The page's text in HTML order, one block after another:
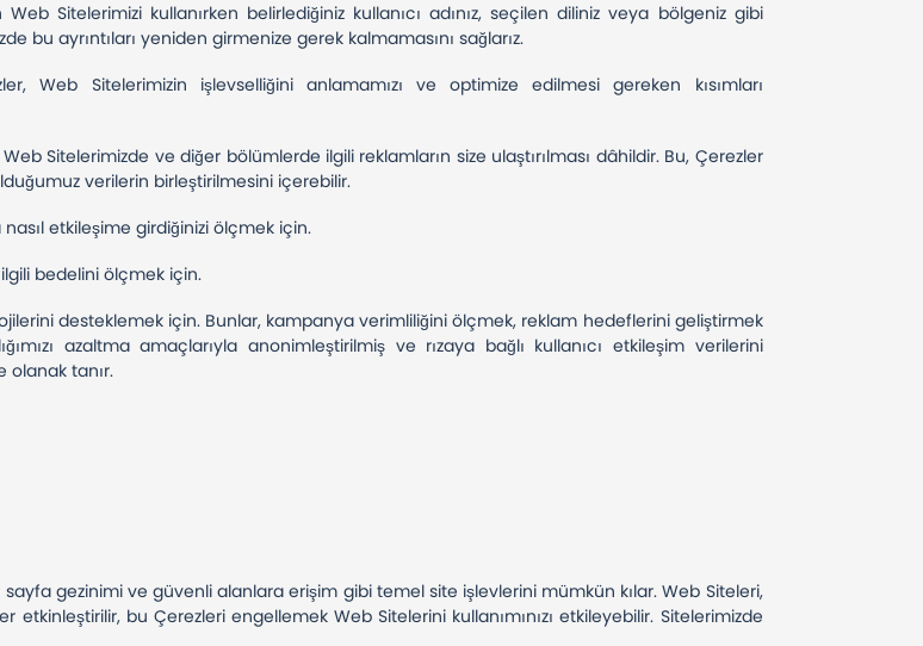
Sitelerimizi kullanırken belirlediğiniz kullanıcı adınız, seçilen diliniz veya bölgeniz gibi
bu ayrıntıları yeniden girmenize gerek kalmamasını sağlarız.
Web Sitelerimizin işlevselliğini anlamamızı ve optimize edilmesi gereken kısımları
Sitelerimizde ve diğer bölümlerde ilgili reklamların size ulaştırılması dâhildir. Bu, Çerezler
verilerin birleştirilmesini içerebilir.
etkileşime girdiğinizi ölçmek için.
ilgili bedelini ölçmek için.
desteklemek için. Bunlar, kampanya verimliliğini ölçmek, reklam hedeflerini geliştirmek
azaltma amaçlarıyla anonimleştirilmiş ve rızaya bağlı kullanıcı etkileşim verilerini
olanak tanır.
gezinimi ve güvenli alanlara erişim gibi temel site işlevlerini mümkün kılar. Web Siteleri,
etkinleştirilir, bu Çerezleri engellemek Web Sitelerini kullanımınızı etkileyebilir. Sitelerimizde